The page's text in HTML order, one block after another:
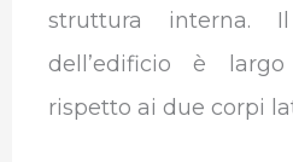
struttura interna.
dell’edificio è
rispetto ai due corpi